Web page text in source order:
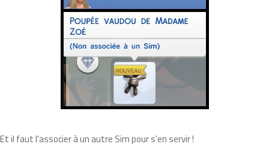
Et il faut l'associer à un autre Sim pour s'en servir !